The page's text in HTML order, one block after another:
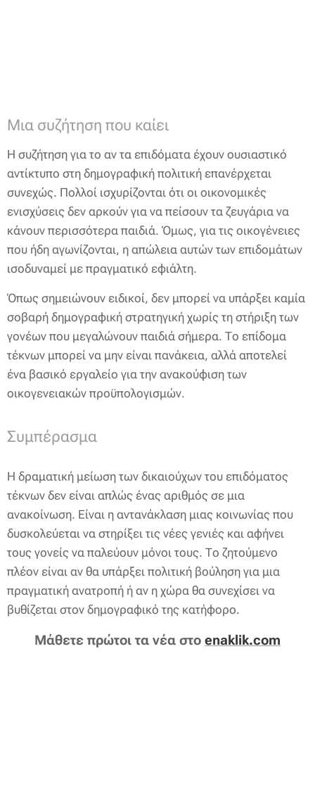
Μια συζήτηση που καίει
Η συζήτηση για το αν τα επιδόματα έχουν ουσιαστικό
αντίκτυπο στη δημογραφική πολιτική επανέρχεται
συνεχώς. Πολλοί ισχυρίζονται ότι οι οικονομικές
ενισχύσεις δεν αρκούν για να πείσουν τα ζευγάρια να
κάνουν περισσότερα παιδιά. Όμως, για τις οικογένειες
που ήδη αγωνίζονται, η απώλεια αυτών των επιδομάτων
ισοδυναμεί με πραγματικό εφιάλτη.
Όπως σημειώνουν ειδικοί, δεν μπορεί να υπάρξει καμία
σοβαρή δημογραφική στρατηγική χωρίς τη στήριξη των
γονέων που μεγαλώνουν παιδιά σήμερα. Το επίδομα
τέκνων μπορεί να μην είναι πανάκεια, αλλά αποτελεί
ένα βασικό εργαλείο για την ανακούφιση των
οικογενειακών προϋπολογισμών.
Συμπέρασμα
Η δραματική μείωση των δικαιούχων του επιδόματος
τέκνων δεν είναι απλώς ένας αριθμός σε μια
ανακοίνωση. Είναι η αντανάκλαση μιας κοινωνίας που
δυσκολεύεται να στηρίξει τις νέες γενιές και αφήνει
τους γονείς να παλεύουν μόνοι τους. Το ζητούμενο
πλέον είναι αν θα υπάρξει πολιτική βούληση για μια
πραγματική ανατροπή ή αν η χώρα θα συνεχίσει να
βυθίζεται στον δημογραφικό της κατήφορο.
Μάθετε πρώτοι τα νέα στο enaklik.com